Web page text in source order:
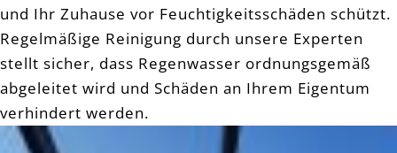
und Ihr Zuhause vor Feuchtigkeitsschäden schützt.
Regelmäßige Reinigung durch unsere Experten
stellt sicher, dass Regenwasser ordnungsgemäß
abgeleitet wird und Schäden an Ihrem Eigentum
verhindert werden.